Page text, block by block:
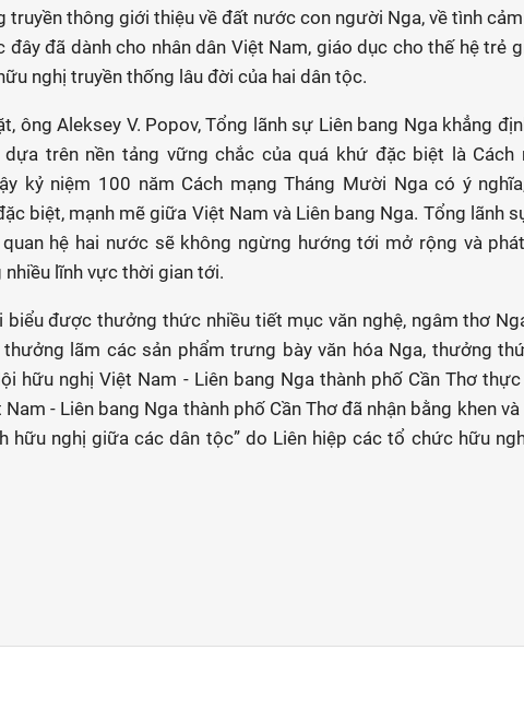
truyền thông giới thiệu về đất nước con người Nga, về tình
đã dành cho nhân dân Việt Nam, giáo dục cho thế hệ trẻ
nghị truyền thống lâu đời của hai dân tộc.
ông Aleksey V. Popov, Tổng lãnh sự Liên bang Nga khẳng
trên nền tảng vững chắc của quá khứ đặc biệt là Cách
kỷ niệm 100 năm Cách mạng Tháng Mười Nga có ý
biệt, mạnh mẽ giữa Việt Nam và Liên bang Nga. Tổng lãnh
hệ hai nước sẽ không ngừng hướng tới mở rộng và
lĩnh vực thời gian tới.
biểu được thưởng thức nhiều tiết mục văn nghệ, ngâm thơ
lãm các sản phẩm trưng bày văn hóa Nga, thưởng
hữu nghị Việt Nam - Liên bang Nga thành phố Cần Thơ thực
- Liên bang Nga thành phố Cần Thơ đã nhận bằng khen
hữu nghị giữa các dân tộc” do Liên hiệp các tổ chức hữu